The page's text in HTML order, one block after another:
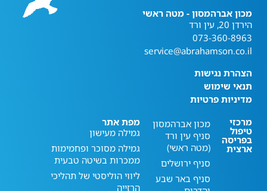
מכון אברהמסון - מטה ראשי
הירדן 20, עין ורד
073-360-8963
service@abrahamson.co.il
הצהרת נגישות
תנאי שימוש
מדיניות פרטיות
מרכזי
טיפול
בפריסה
ארצית
מכון אברהמסון
סניף עין ורד
(מטה ראשי)
סניף ירושלים
סניף באר שבע
מפת אתר
גמילה מעישון
גמילה מסוכר ופחמימות
ממכרות בשיטה טבעית
ליווי הוליסטי של תהליכי
הרזייה